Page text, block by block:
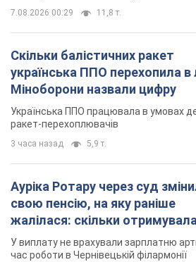
7.08.2026 00:29 11,8 т.
Скільки балістичних ракет
українська ППО перехопила в
Міноборони назвали цифру
Українська ППО працювала в умовах
ракет-перехоплювачів
3 часа назад 5,9 т.
Ауріка Ротару через суд
свою пенсію, на яку раніше
жалілася: скільки
співачка
У виплату не врахували зарплатню
час роботи в Чернівецькій філармонії